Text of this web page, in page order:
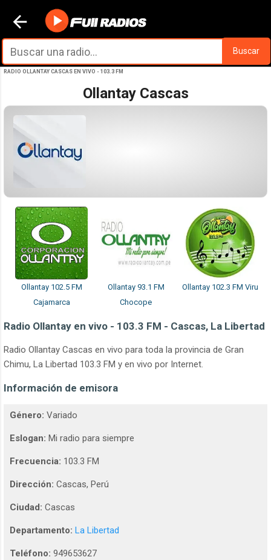
Ir al contenido principal
Buscar
RADIO OLLANTAY CASCAS EN VIVO - 103.3 FM
Ollantay Cascas
Ollantay 102.5 FM
Cajamarca
Ollantay 93.1 FM
Chocope
Ollantay 102.3 FM Viru
Radio Ollantay en vivo - 103.3 FM - Cascas, La Libertad
Radio Ollantay Cascas en vivo para toda la provincia de Gran
Chimu, La Libertad 103.3 FM y en vivo por Internet.
Información de emisora
Género: Variado
Eslogan: Mi radio para siempre
Frecuencia: 103.3 FM
Dirección: Cascas, Perú
Ciudad: Cascas
Departamento: La Libertad
Teléfono: 949653627